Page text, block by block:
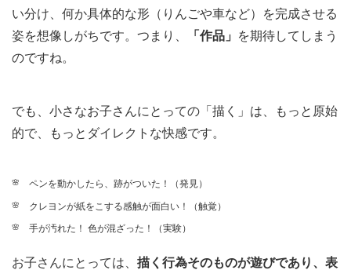
い分け、何か具体的な形（りんごや車など）を完成させる
姿を想像しがちです。つまり、
「作品」
を期待してしまう
のですね。
でも、小さなお子さんにとっての「描く」は、もっと原始
的で、もっとダイレクトな快感です。
ペンを動かしたら、跡がついた！（発見）
クレヨンが紙をこする感触が面白い！（触覚）
手が汚れた！ 色が混ざった！（実験）
お子さんにとっては、 描く行為そのものが遊びであり、表